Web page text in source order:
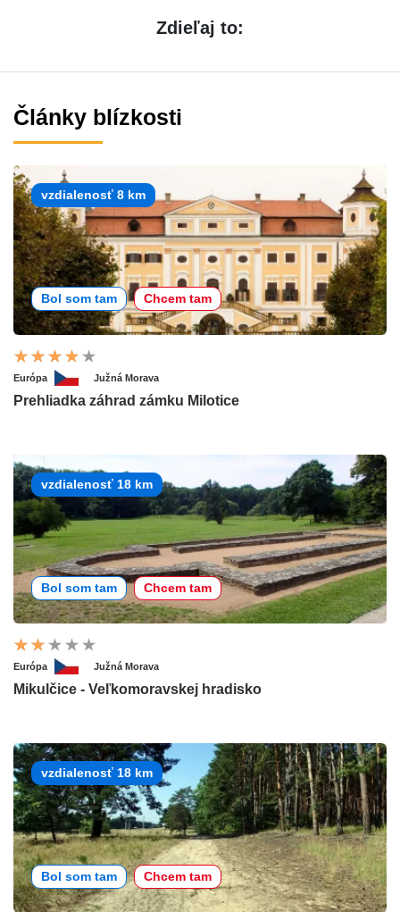
Zdieľaj to:
Články blízkosti
vzdialenosť 8 km
Bol som tam Chcem tam
Európa Južná Morava
Prehliadka záhrad zámku Milotice
vzdialenosť 18 km
Bol som tam Chcem tam
Európa Južná Morava
Mikulčice - Veľkomoravskej hradisko
vzdialenosť 18 km
Bol som tam Chcem tam